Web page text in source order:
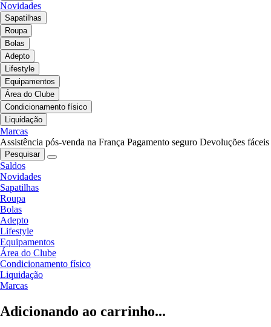
Novidades
Sapatilhas
Roupa
Bolas
Adepto
Lifestyle
Equipamentos
Área do Clube
Condicionamento físico
Liquidação
Marcas
Assistência pós-venda na França Pagamento seguro Devoluções fáceis
Pesquisar
Saldos
Novidades
Sapatilhas
Roupa
Bolas
Adepto
Lifestyle
Equipamentos
Área do Clube
Condicionamento físico
Liquidação
Marcas
Adicionando ao carrinho...